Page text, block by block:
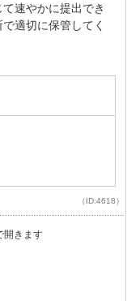
速やかに提出でき
適切に保管してく
（ID:4618）
開きます